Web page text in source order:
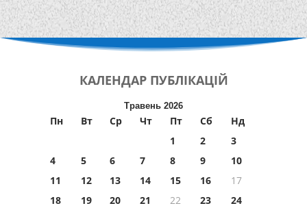
КАЛЕНДАР ПУБЛІКАЦІЙ
Травень 2026
Пн Вт Ср Чт Пт Сб
Нд
1
2
3
4
5 6 7 8 9
10
11
12 13 14 15 16
17
18
19 20 21 22 23
24